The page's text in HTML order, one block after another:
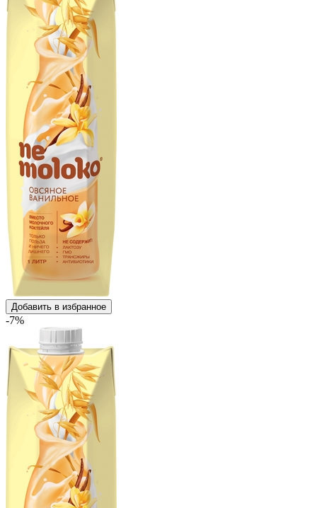
Добавить в избранное
-7%